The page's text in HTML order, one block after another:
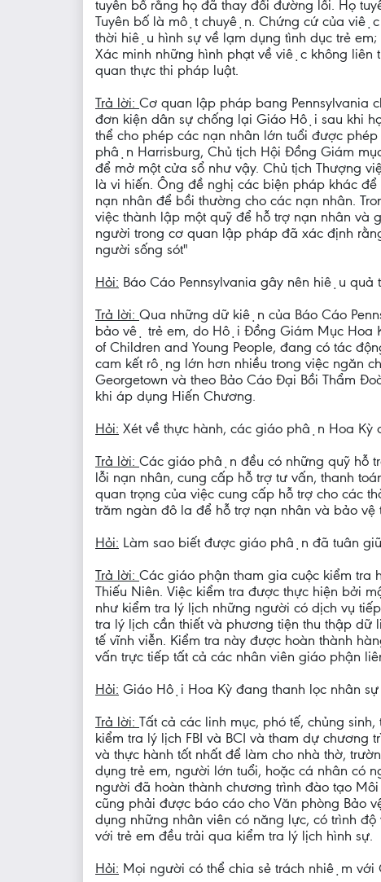
tuyên bố rằng họ đã thay đổi đường lối. Họ
Tuyên bố là một chuyện. Chứng cứ của việc
thời hiệu hình sự về lạm dụng tình dục trẻ
Xác minh những hình phạt về việc không liên
quan thực thi pháp luật.
Trả lời: Cơ quan lập pháp bang Pennsylvania
đơn kiện dân sự chống lại Giáo Hội sau khi
thể cho phép các nạn nhân lớn tuổi được
phận Harrisburg, Chủ tịch Hội Đồng Giám
để mở một cửa sổ như vậy. Chủ tịch Thượng
là vi hiến. Ông đề nghị các biện pháp khác
nạn nhân để bồi thường cho các nạn nhân.
việc thành lập một quỹ để hỗ trợ nạn nhân
người trong cơ quan lập pháp đã xác định
người sống sót"
Hỏi: Báo Cáo Pennsylvania gây nên hiệu
Trả lời: Qua những dữ kiện của Báo Cáo
bảo vệ trẻ em, do Hội Đồng Giám Mục Hoa
of Children and Young People, đang có tác
cam kết rộng lớn hơn nhiều trong việc ngăn
Georgetown và theo Bảo Cáo Đại Bồi Thẩm
khi áp dụng Hiến Chương.
Hỏi: Xét về thực hành, các giáo phận Hoa Kỳ
Trả lời: Các giáo phận đều có những quỹ hỗ
lỗi nạn nhân, cung cấp hỗ trợ tư vấn, thanh
quan trọng của việc cung cấp hỗ trợ cho các
trăm ngàn đô la để hỗ trợ nạn nhân và bảo vệ
Hỏi: Làm sao biết được giáo phận đã tuân
Trả lời: Các giáo phận tham gia cuộc kiểm tra
Thiếu Niên. Việc kiểm tra được thực hiện bởi
như kiểm tra lý lịch những người có dịch vụ
tra lý lịch cần thiết và phương tiện thu thập dữ
tế vĩnh viễn. Kiểm tra này được hoàn thành
vấn trực tiếp tất cả các nhân viên giáo phận
Hỏi: Giáo Hội Hoa Kỳ đang thanh lọc nhân
Trả lời: Tất cả các linh mục, phó tế, chủng
kiểm tra lý lịch FBI và BCI và tham dự
và thực hành tốt nhất để làm cho nhà thờ,
dụng trẻ em, người lớn tuổi, hoặc cá nhân có
người đã hoàn thành chương trình đào tạo
cũng phải được báo cáo cho Văn phòng Bảo
dụng những nhân viên có năng lực, có trình
với trẻ em đều trải qua kiểm tra lý lịch hình sự.
Hỏi: Mọi người có thể chia sẻ trách nhiệm